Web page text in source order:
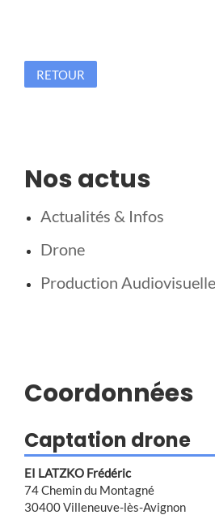
RETOUR
Nos actus
Actualités & Infos
Drone
Production Audiovisuelle
Coordonnées
Captation drone
EI LATZKO Frédéric
74 Chemin du Montagné
30400 Villeneuve-lès-Avignon